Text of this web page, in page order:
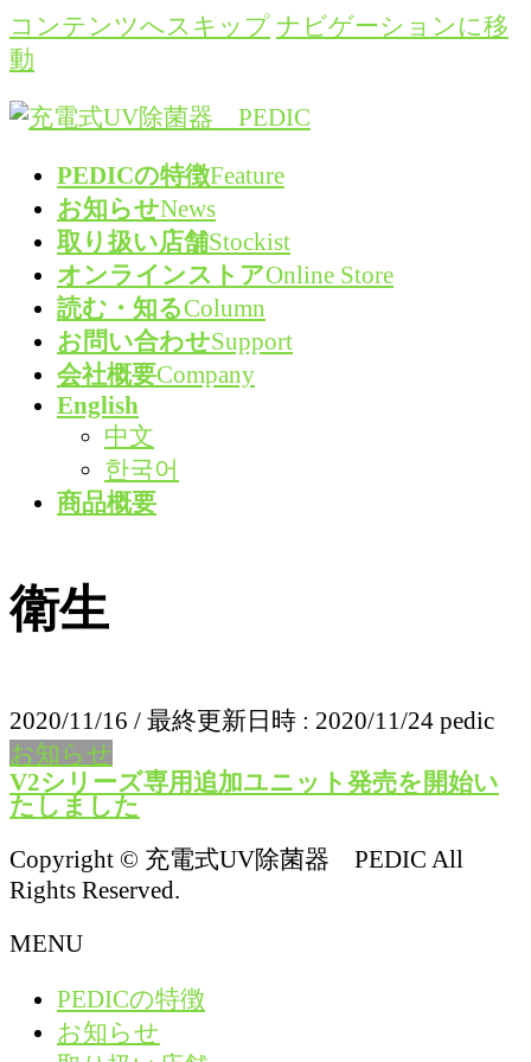
コンテンツへスキップ ナビゲーションに移
動
PEDICの特徴Feature
お知らせNews
取り扱い店舗Stockist
オンラインストアOnline Store
読む・知るColumn
お問い合わせSupport
会社概要Company
English
中文
한국어
商品概要
衛生
2020/11/16 / 最終更新日時 : 2020/11/24 pedic
お知らせ
V2シリーズ専用追加ユニット発売を開始い
たしました
Copyright © 充電式UV除菌器 PEDIC All
Rights Reserved.
MENU
PEDICの特徴
お知らせ